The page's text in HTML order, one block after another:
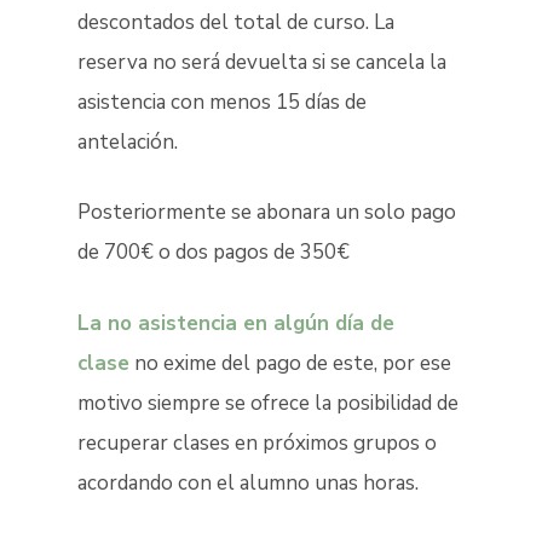
descontados del total de curso. La
reserva no será devuelta si se cancela la
asistencia con menos 15 días de
antelación.
Posteriormente se abonara un solo pago
de 700€ o dos pagos de 350€
La no asistencia en algún día de
clase no exime del pago de este, por ese
motivo siempre se ofrece la posibilidad de
recuperar clases en próximos grupos o
acordando con el alumno unas horas.